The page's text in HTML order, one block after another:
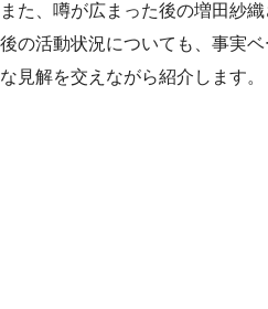
また、噂が広まった後の増田紗
後の活動状況についても、事実
な見解を交えながら紹介します。